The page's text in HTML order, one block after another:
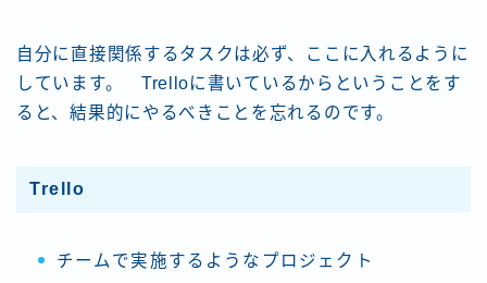
自分に直接関係するタスクは必ず、ここに入れるように
しています。 Trelloに書いているからということをす
ると、結果的にやるべきことを忘れるのです。
Trello
チームで実施するようなプロジェクト